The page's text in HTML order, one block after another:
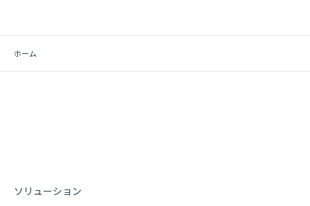
ホーム
ソリューション